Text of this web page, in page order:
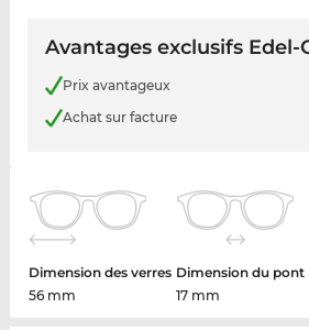
Avantages exclusifs Edel-
Prix avantageux
Achat sur facture
Dimension des verres
56 mm
Dimension du pont
17 mm